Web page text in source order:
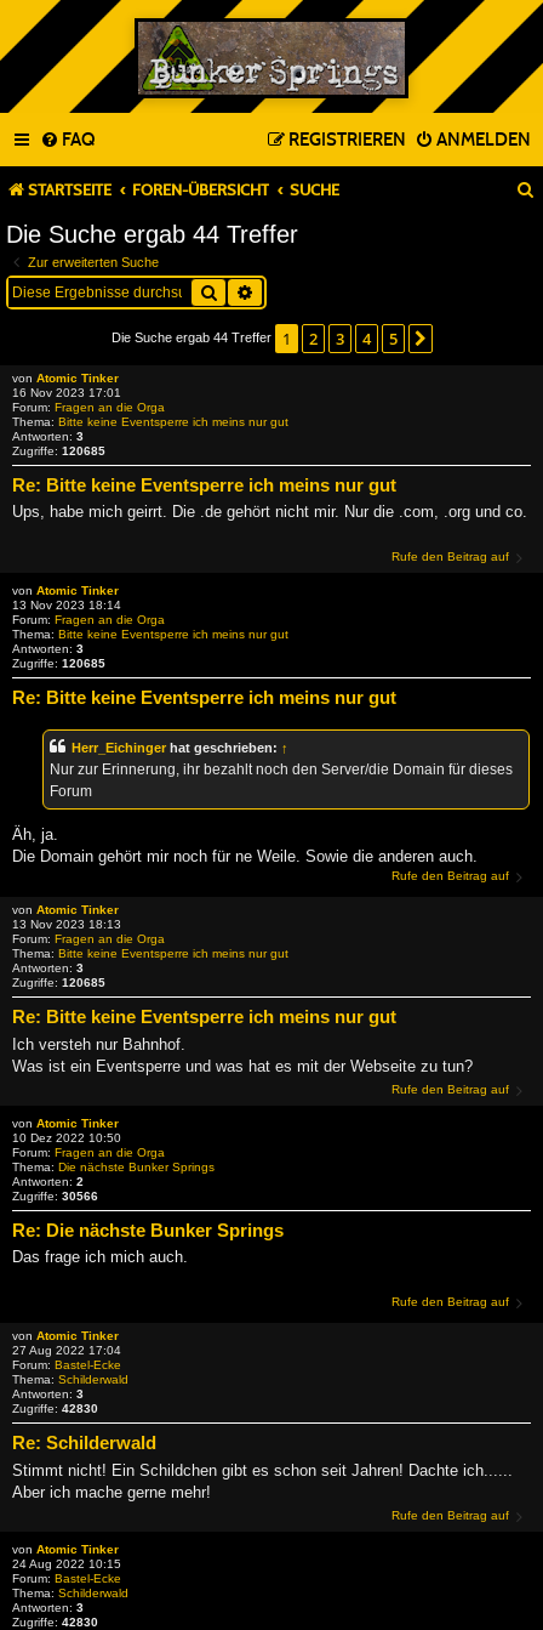
FAQ ANMELDEN
REGISTRIEREN
STARTSEITE FOREN-ÜBERSICHT SUCHE
Die Suche ergab 44 Treffer
Zur erweiterten Suche
Suche
Die Suche ergab 44 Treffer 1 2 3 4 5
von Atomic Tinker
16 Nov 2023 17:01
Forum: Fragen an die Orga
Thema: Bitte keine Eventsperre ich meins nur gut
Antworten: 3
Zugriffe: 120685
Re: Bitte keine Eventsperre ich meins nur gut
Ups, habe mich geirrt. Die .de gehört nicht mir. Nur die .com, .org und co.
Rufe den Beitrag auf
von Atomic Tinker
13 Nov 2023 18:14
Forum: Fragen an die Orga
Thema: Bitte keine Eventsperre ich meins nur gut
Antworten: 3
Zugriffe: 120685
Re: Bitte keine Eventsperre ich meins nur gut
Herr_Eichinger hat geschrieben: ↑
Nur zur Erinnerung, ihr bezahlt noch den Server/die Domain für dieses
Forum
Äh, ja.
Die Domain gehört mir noch für ne Weile. Sowie die anderen auch.
Rufe den Beitrag auf
von Atomic Tinker
13 Nov 2023 18:13
Forum: Fragen an die Orga
Thema: Bitte keine Eventsperre ich meins nur gut
Antworten: 3
Zugriffe: 120685
Re: Bitte keine Eventsperre ich meins nur gut
Ich versteh nur Bahnhof.
Was ist ein Eventsperre und was hat es mit der Webseite zu tun?
Rufe den Beitrag auf
von Atomic Tinker
10 Dez 2022 10:50
Forum: Fragen an die Orga
Thema: Die nächste Bunker Springs
Antworten: 2
Zugriffe: 30566
Re: Die nächste Bunker Springs
Das frage ich mich auch.
Rufe den Beitrag auf
von Atomic Tinker
27 Aug 2022 17:04
Forum: Bastel-Ecke
Thema: Schilderwald
Antworten: 3
Zugriffe: 42830
Re: Schilderwald
Stimmt nicht! Ein Schildchen gibt es schon seit Jahren! Dachte ich......
Aber ich mache gerne mehr!
Rufe den Beitrag auf
von Atomic Tinker
24 Aug 2022 10:15
Forum: Bastel-Ecke
Thema: Schilderwald
Antworten: 3
Zugriffe: 42830